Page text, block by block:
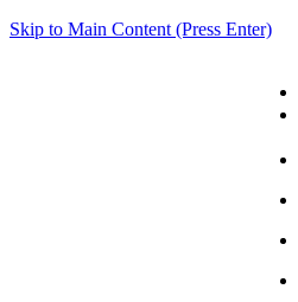
Skip to Main Content (Press Enter)